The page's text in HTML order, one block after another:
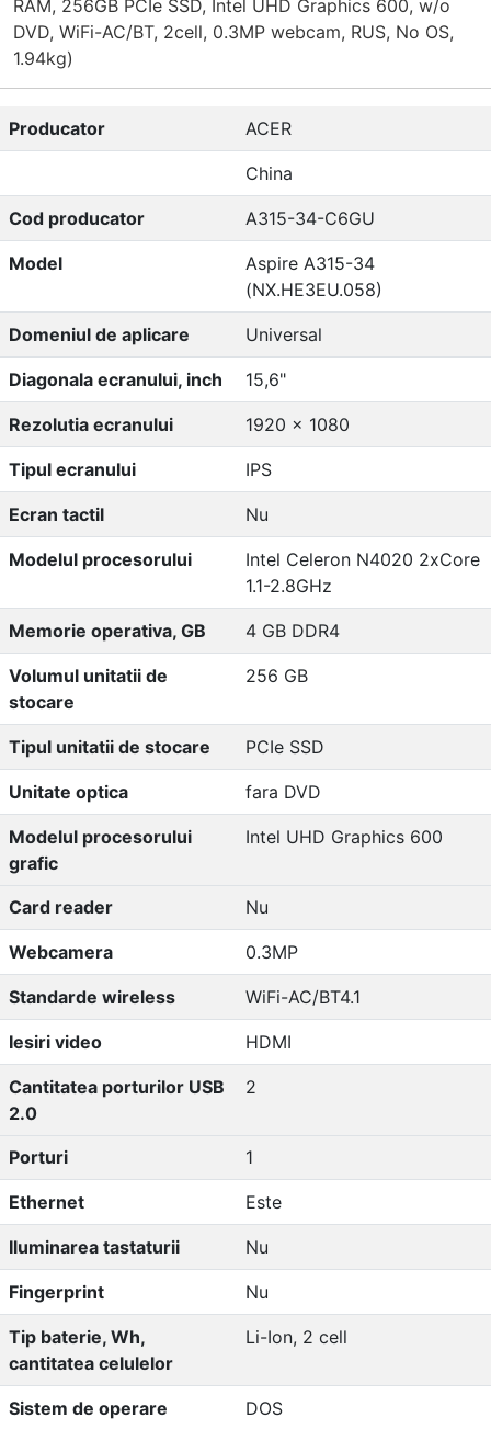
RAM, 256GB PCIe SSD, Intel UHD Graphics 600, w/o
DVD, WiFi-AC/BT, 2cell, 0.3MP webcam, RUS, No OS,
1.94kg)
Producator ACER
China
Cod producator A315-34-C6GU
Model
Aspire A315-34
(NX.HE3EU.058)
Domeniul de aplicare Universal
Diagonala ecranului, inch 15,6"
Rezolutia ecranului 1920 x 1080
Tipul ecranului IPS
Ecran tactil Nu
Modelul procesorului
Intel Celeron N4020 2xCore
1.1-2.8GHz
Memorie operativa, GB 4 GB DDR4
Volumul unitatii de
stocare
256 GB
Tipul unitatii de stocare PCIe SSD
Unitate optica fara DVD
Modelul procesorului
grafic
Intel UHD Graphics 600
Card reader Nu
Webcamera 0.3MP
Standarde wireless WiFi-AC/BT4.1
Iesiri video HDMI
Cantitatea porturilor USB
2.0
2
Porturi 1
Ethernet Este
Iluminarea tastaturii Nu
Fingerprint Nu
Tip baterie, Wh,
cantitatea celulelor
Li-Ion, 2 cell
Sistem de operare DOS